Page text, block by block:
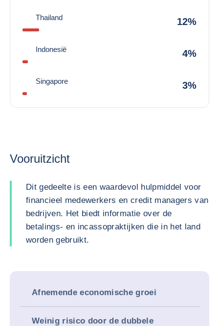
Thailand 12%
Indonesië 4%
Singapore 3%
Vooruitzicht
Dit gedeelte is een waardevol hulpmiddel voor
financieel medewerkers en credit managers van
bedrijven. Het biedt informatie over de
betalings- en incassopraktijken die in het land
worden gebruikt.
Afnemende economische groei
Weinig risico door de dubbele